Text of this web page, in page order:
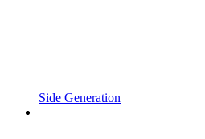
Side Generation